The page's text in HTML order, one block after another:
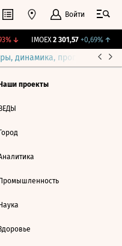
Войти
↓ IMOEX 2 301,57 +0,69%↑
динамика, прогнозы
Наши проекты
ВЕДЫ
Город
Промышленность
Наука